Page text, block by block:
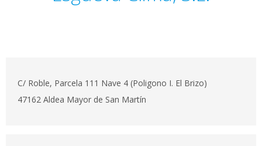
C/ Roble, Parcela 111 Nave 4 (Poligono I. El Brizo)
47162 Aldea Mayor de San Martín